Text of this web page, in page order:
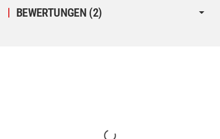
BEWERTUNGEN (2)